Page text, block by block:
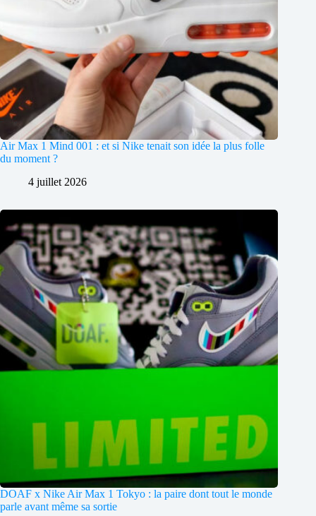
Air Max 1 Mind 001 : et si Nike tenait son idée la plus folle
du moment ?
4 juillet 2026
DOAF x Nike Air Max 1 Tokyo : la paire dont tout le monde
parle avant même sa sortie